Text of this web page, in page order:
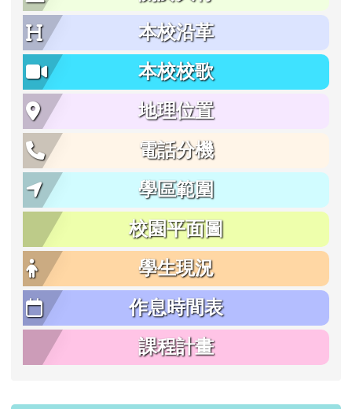
本校沿革
本校校歌
地理位置
電話分機
學區範圍
校園平面圖
學生現況
作息時間表
課程計畫